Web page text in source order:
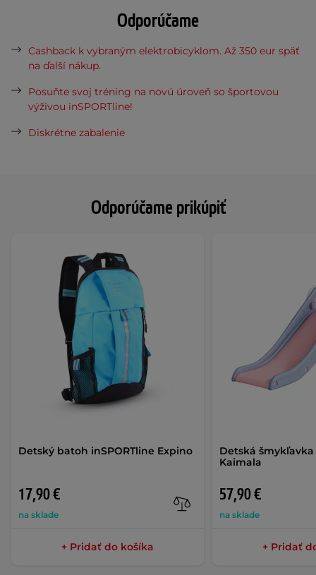
Odporúčame prikúpiť
Detský batoh inSPORTline Expino
17,90 €
na sklade
+ Pridať do košíka
Detská šmykľavka
Kaimala
57,90 €
na sklade
+ Pridať
Odporúčame
Cashback k vybraným elektrobicyklom. Až 350 eur späť
na ďalší nákup.
Posuňte svoj tréning na novú úroveň so športovou
výživou inSPORTline!
Diskrétne zabalenie